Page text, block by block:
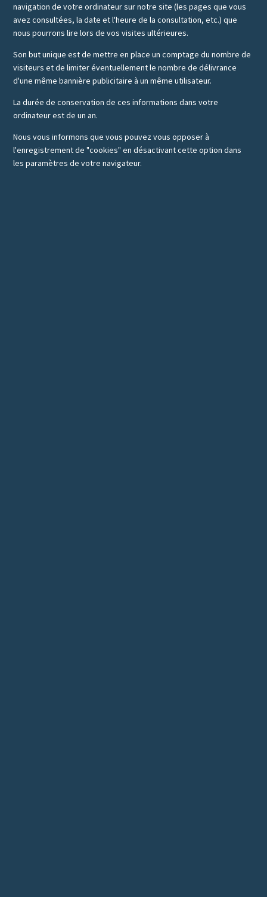
navigation de votre ordinateur sur notre site (les pages que vous
avez consultées, la date et l'heure de la consultation, etc.) que
nous pourrons lire lors de vos visites ultérieures.
Son but unique est de mettre en place un comptage du nombre de
visiteurs et de limiter éventuellement le nombre de délivrance
d'une même bannière publicitaire à un même utilisateur.
La durée de conservation de ces informations dans votre
ordinateur est de un an.
Nous vous informons que vous pouvez vous opposer à
l'enregistrement de "cookies" en désactivant cette option dans
les paramètres de votre navigateur.